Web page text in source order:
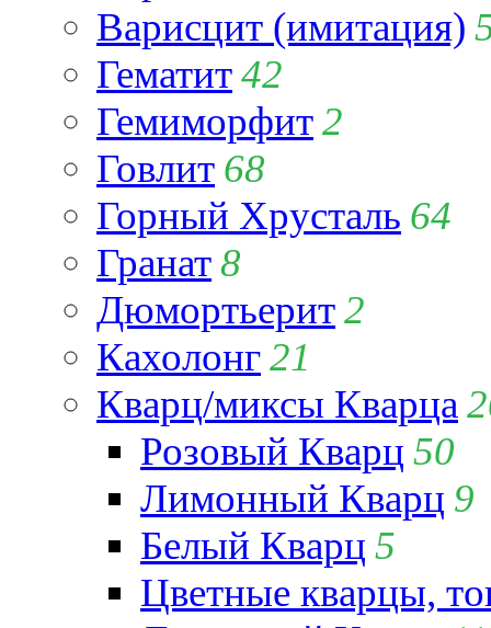
Варисцит (имитация)
Гематит42
Гемиморфит2
Говлит 68
Горный Хрусталь 64
Гранат8
Дюмортьерит2
Кахолонг21
Кварц/миксы Кварца
Розовый Кварц 50
Лимонный Кварц 9
Белый Кварц 5
Цветные кварцы,